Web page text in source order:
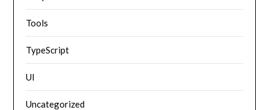
Tools
TypeScript
UI
Uncategorized